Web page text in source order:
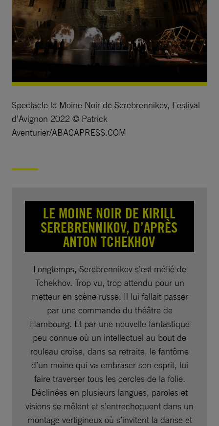
Spectacle le Moine Noir de Serebrennikov, Festival
d’Avignon 2022 © Patrick
Aventurier/ABACAPRESS.COM
LE MOINE NOIR DE KIRILL
SEREBRENNIKOV, D’APRÈS
ANTON TCHEKHOV
Longtemps, Serebrennikov s’est méfié de
Tchekhov. Trop vu, trop attendu pour un
metteur en scène russe. Il lui fallait passer
par une commande du théâtre de
Hambourg. Et par une nouvelle fantastique
peu connue où un intellectuel au bout de
rouleau croise, dans sa retraite, le fantôme
d’un moine qui va embraser son esprit, lui
faire traverser tous les cercles de la folie.
Déclinées en plusieurs langues, paroles et
visions se mêlent et s’entrechoquent dans un
montage vertigineux où s’invitent la danse et